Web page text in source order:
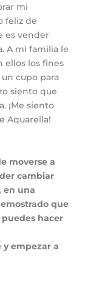
mi
feliz de
es vender
A mi familia le
ellos los fines
cupo para
siento que
¡Me siento
Aquarella!
moverse a
cambiar
en una
que
hacer
y empezar a